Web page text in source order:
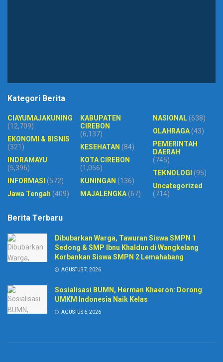
Kategori Berita
CIAYUMAJAKUNING
(12,709)
EKONOMI & BISNIS
(321)
INDRAMAYU
(5,396)
INFORMASI (572)
Jawa Tengah (409)
KABUPATEN
CIREBON
(6,137)
KESEHATAN (84)
KOTA CIREBON
(1,056)
KUNINGAN (136)
MAJALENGKA(67)
NASIONAL(638)
OLAHRAGA(43)
PEMERINTAH
DAERAH
(745)
TEKNOLOGI (95)
Uncategorized
(714)
Berita Terbaru
Dibubarkan Warga, Tawuran Siswa SMPN 1
Sedong & SMP Ibnu Khaldun di Wangkelang
Korbankan Siswa SMPN 2 Lemahabang
AGUSTUS 7, 2026
Sosialisasi BUMN, Herman Khaeron: Dorong
UMKM Indonesia Naik Kelas
AGUSTUS 6, 2026